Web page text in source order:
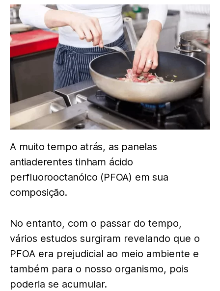
A muito tempo atrás, as panelas
antiaderentes tinham ácido
perfluorooctanóico (PFOA) em sua
composição.
No entanto, com o passar do tempo,
vários estudos surgiram revelando que o
PFOA era prejudicial ao meio ambiente e
também para o nosso organismo, pois
poderia se acumular.